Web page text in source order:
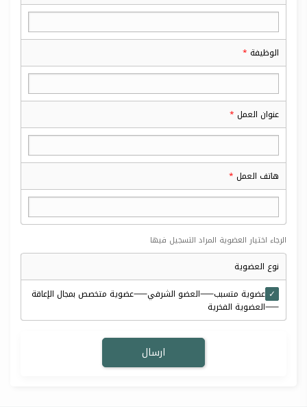
الوظيفة
عنوان العمل
هاتف العمل
الرجاء اختيار العضوية المراد التسجيل فيها
نوع العضوية
عضوية متسبب
العضو الشرفي
عضوية متخصص بمجال الإعاقة
العضوية الفخرية